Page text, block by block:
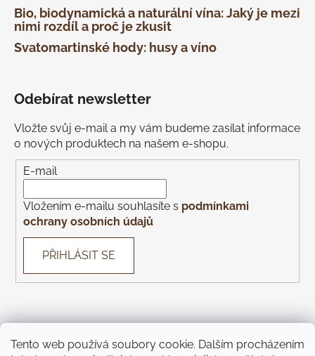
Tento web používá soubory cookie. Dalším procházením
Bio, biodynamická a naturální vína: Jaký je mezi
nimi rozdíl a proč je zkusit
Svatomartinské hody: husy a víno
Odebírat newsletter
Vložte svůj e-mail a my vám budeme zasílat informace
o nových produktech na našem e-shopu.
E-mail
Vložením e-mailu souhlasíte s podmínkami
ochrany osobních údajů
PŘIHLÁSIT SE